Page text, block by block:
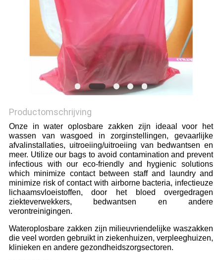
Productomschrijving
Onze in water oplosbare zakken zijn ideaal voor het
wassen van wasgoed in zorginstellingen, gevaarlijke
afvalinstallaties, uitroeiing/uitroeiing van bedwantsen en
meer. Utilize our bags to avoid contamination and prevent
infectious with our eco-friendly and hygienic solutions
which minimize contact between staff and laundry and
minimize risk of contact with airborne bacteria, infectieuze
lichaamsvloeistoffen, door het bloed overgedragen
ziekteverwekkers, bedwantsen en andere
verontreinigingen.
Wateroplosbare zakken zijn milieuvriendelijke waszakken
die veel worden gebruikt in ziekenhuizen, verpleeghuizen,
klinieken en andere gezondheidszorgsectoren.